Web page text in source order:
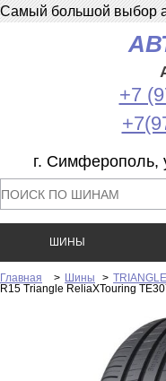
Самый большой выбор
+7
г. Симферополь,
ШИНЫ
Главная > Шины > TRIANGLE
R15 Triangle ReliaXTouring